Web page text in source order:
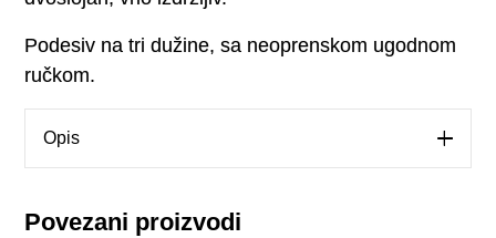
Podesiv na tri dužine, sa neoprenskom ugodnom
ručkom.
Opis
Povezani proizvodi